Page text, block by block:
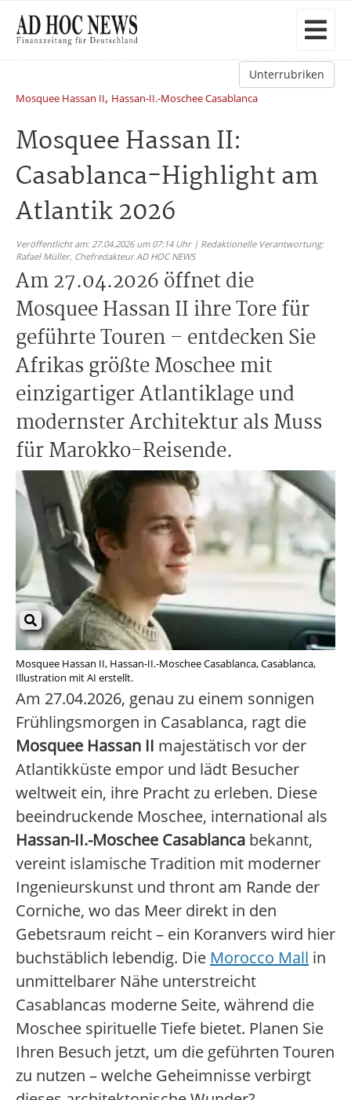
Unterrubriken
Mosquee Hassan II, Hassan-II.-Moschee Casablanca
Mosquee Hassan II:
Casablanca-Highlight am
Atlantik 2026
Veröffentlicht am: 27.04.2026 um 07:14 Uhr | Redaktionelle Verantwortung:
Rafael Müller, Chefredakteur AD HOC NEWS
Am 27.04.2026 öffnet die
Mosquee Hassan II ihre Tore für
geführte Touren – entdecken Sie
Afrikas größte Moschee mit
einzigartiger Atlantiklage und
modernster Architektur als Muss
für Marokko-Reisende.
Mosquee Hassan II, Hassan-II.-Moschee Casablanca, Casablanca,
Illustration mit AI erstellt.
Am 27.04.2026, genau zu einem sonnigen
Frühlingsmorgen in Casablanca, ragt die
Mosquee Hassan II majestätisch vor der
Atlantikküste empor und lädt Besucher
weltweit ein, ihre Pracht zu erleben. Diese
beeindruckende Moschee, international als
Hassan-II.-Moschee Casablanca bekannt,
vereint islamische Tradition mit moderner
Ingenieurskunst und thront am Rande der
Corniche, wo das Meer direkt in den
Gebetsraum reicht – ein Koranvers wird hier
buchstäblich lebendig. Die Morocco Mall in
unmittelbarer Nähe unterstreicht
Casablancas moderne Seite, während die
Moschee spirituelle Tiefe bietet. Planen Sie
Ihren Besuch jetzt, um die geführten Touren
zu nutzen – welche Geheimnisse verbirgt